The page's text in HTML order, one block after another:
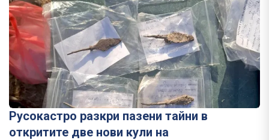
Русокастро разкри пазени тайни в
откритите две нови кули на